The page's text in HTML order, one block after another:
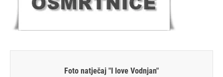
Foto natječaj "I love Vodnjan"